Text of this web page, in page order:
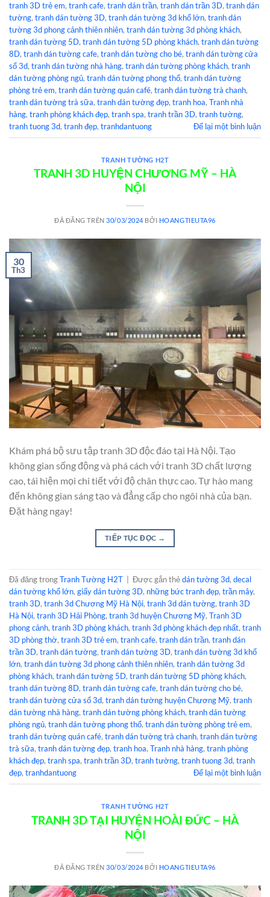
tranh 3D trẻ em, tranh cafe, tranh dán trần, tranh dán trần 3D, tranh dán
tường, tranh dán tường 3D, tranh dán tường 3d khổ lớn, tranh dán
tường 3d phong cảnh thiên nhiên, tranh dán tường 3d phòng khách,
tranh dán tường 5D, tranh dán tường 5D phòng khách, tranh dán tường
8D, tranh dán tường cafe, tranh dán tường cho bé, tranh dán tường cửa
sổ 3d, tranh dán tường nhà hàng, tranh dán tường phòng khách, tranh
dán tường phòng ngủ, tranh dán tường phong thổ, tranh dán tường
phòng trẻ em, tranh dán tường quán café, tranh dán tường trà chanh,
tranh dán tường trà sữa, tranh dán tường đẹp, tranh hoa, Tranh nhà
hàng, tranh phòng khách đẹp, tranh spa, tranh trần 3D, tranh tường,
tranh tuong 3d, tranh đẹp, tranhdantuong Để lại một bình luận
TRANH TƯỜNG H2T
TRANH 3D HUYỆN CHƯƠNG MỸ – HÀ
NỘI
ĐÃ ĐĂNG TRÊN30/03/2024 BỞI HOANGTIEUTA96
30
Th3
Khám phá bộ sưu tập tranh 3D độc đáo tại Hà Nội. Tạo
không gian sống động và phá cách với tranh 3D chất lượng
cao, tái hiện mọi chi tiết với độ chân thực cao. Tự hào mang
đến không gian sáng tạo và đẳng cấp cho ngôi nhà của bạn.
Đặt hàng ngay!
TIẾP TỤC ĐỌC →
Đã đăng trongTranh Tường H2T Được gắn thẻdán tường 3d, decal
dán tường khổ lớn, giấy dán tường 3D, những bức tranh đẹp, trần mây,
tranh 3D, tranh 3d Chương Mỹ Hà Nội, tranh 3d dán tường, tranh 3D
Hà Nội, tranh 3D Hải Phòng, tranh 3d huyện Chương Mỹ, Tranh 3D
phong cảnh, tranh 3D phòng khách, tranh 3d phòng khách đẹp nhất, tranh
3D phòng thờ, tranh 3D trẻ em, tranh cafe, tranh dán trần, tranh dán
trần 3D, tranh dán tường, tranh dán tường 3D, tranh dán tường 3d khổ
lớn, tranh dán tường 3d phong cảnh thiên nhiên, tranh dán tường 3d
phòng khách, tranh dán tường 5D, tranh dán tường 5D phòng khách,
tranh dán tường 8D, tranh dán tường cafe, tranh dán tường cho bé,
tranh dán tường cửa sổ 3d, tranh dán tường huyện Chương Mỹ, tranh
dán tường nhà hàng, tranh dán tường phòng khách, tranh dán tường
phòng ngủ, tranh dán tường phong thổ, tranh dán tường phòng trẻ em,
tranh dán tường quán café, tranh dán tường trà chanh, tranh dán tường
trà sữa, tranh dán tường đẹp, tranh hoa, Tranh nhà hàng, tranh phòng
khách đẹp, tranh spa, tranh trần 3D, tranh tường, tranh tuong 3d, tranh
đẹp, tranhdantuong Để lại một bình luận
TRANH TƯỜNG H2T
TRANH 3D TẠI HUYỆN HOÀI ĐỨC – HÀ
NỘI
ĐÃ ĐĂNG TRÊN30/03/2024 BỞI HOANGTIEUTA96